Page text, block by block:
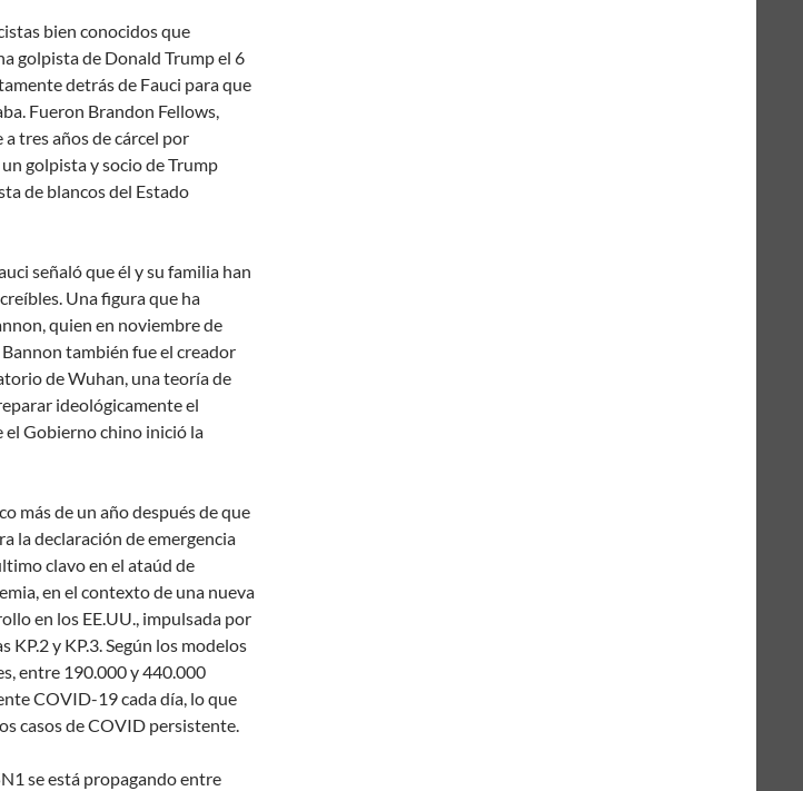
bien conocidos que
golpista de Donald Trump el 6
detrás de Fauci para que
Fueron Brandon Fellows,
tres años de cárcel por
golpista y socio de Trump
de blancos del Estado
señaló que él y su familia han
Una figura que ha
quien en noviembre de
también fue el creador
de Wuhan, una teoría de
ideológicamente el
el Gobierno chino inició la
más de un año después de que
la declaración de emergencia
clavo en el ataúd de
en el contexto de una nueva
en los EE.UU., impulsada por
y KP.3. Según los modelos
entre 190.000 y 440.000
COVID-19 cada día, lo que
casos de COVID persistente.
se está propagando entre